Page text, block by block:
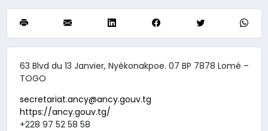
63 Blvd du 13 Janvier, Nyékonakpoe. 07 BP 7878 Lomé –
TOGO
secretariat.ancy@ancy.gouv.tg
https://ancy.gouv.tg/
+228 97 52 58 58